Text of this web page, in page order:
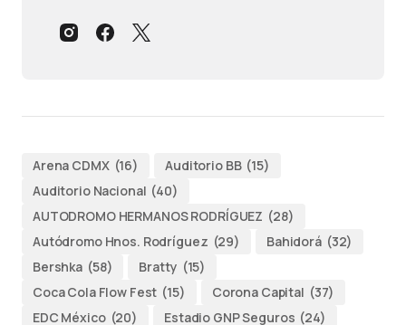
Arena CDMX (16) Auditorio BB (15)
Auditorio Nacional (40)
AUTODROMO HERMANOS RODRÍGUEZ (28)
Autódromo Hnos. Rodríguez (29) Bahidorá (32)
Bershka (58) Bratty (15)
Coca Cola Flow Fest (15) Corona Capital (37)
EDC México (20) Estadio GNP Seguros (24)